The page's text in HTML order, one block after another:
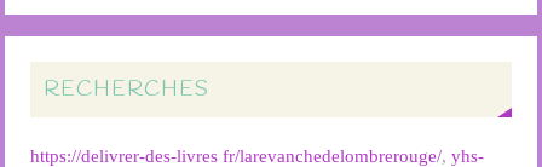
RECHERCHES
https://delivrer-des-livres fr/larevanchedelombrerouge/,yhs-